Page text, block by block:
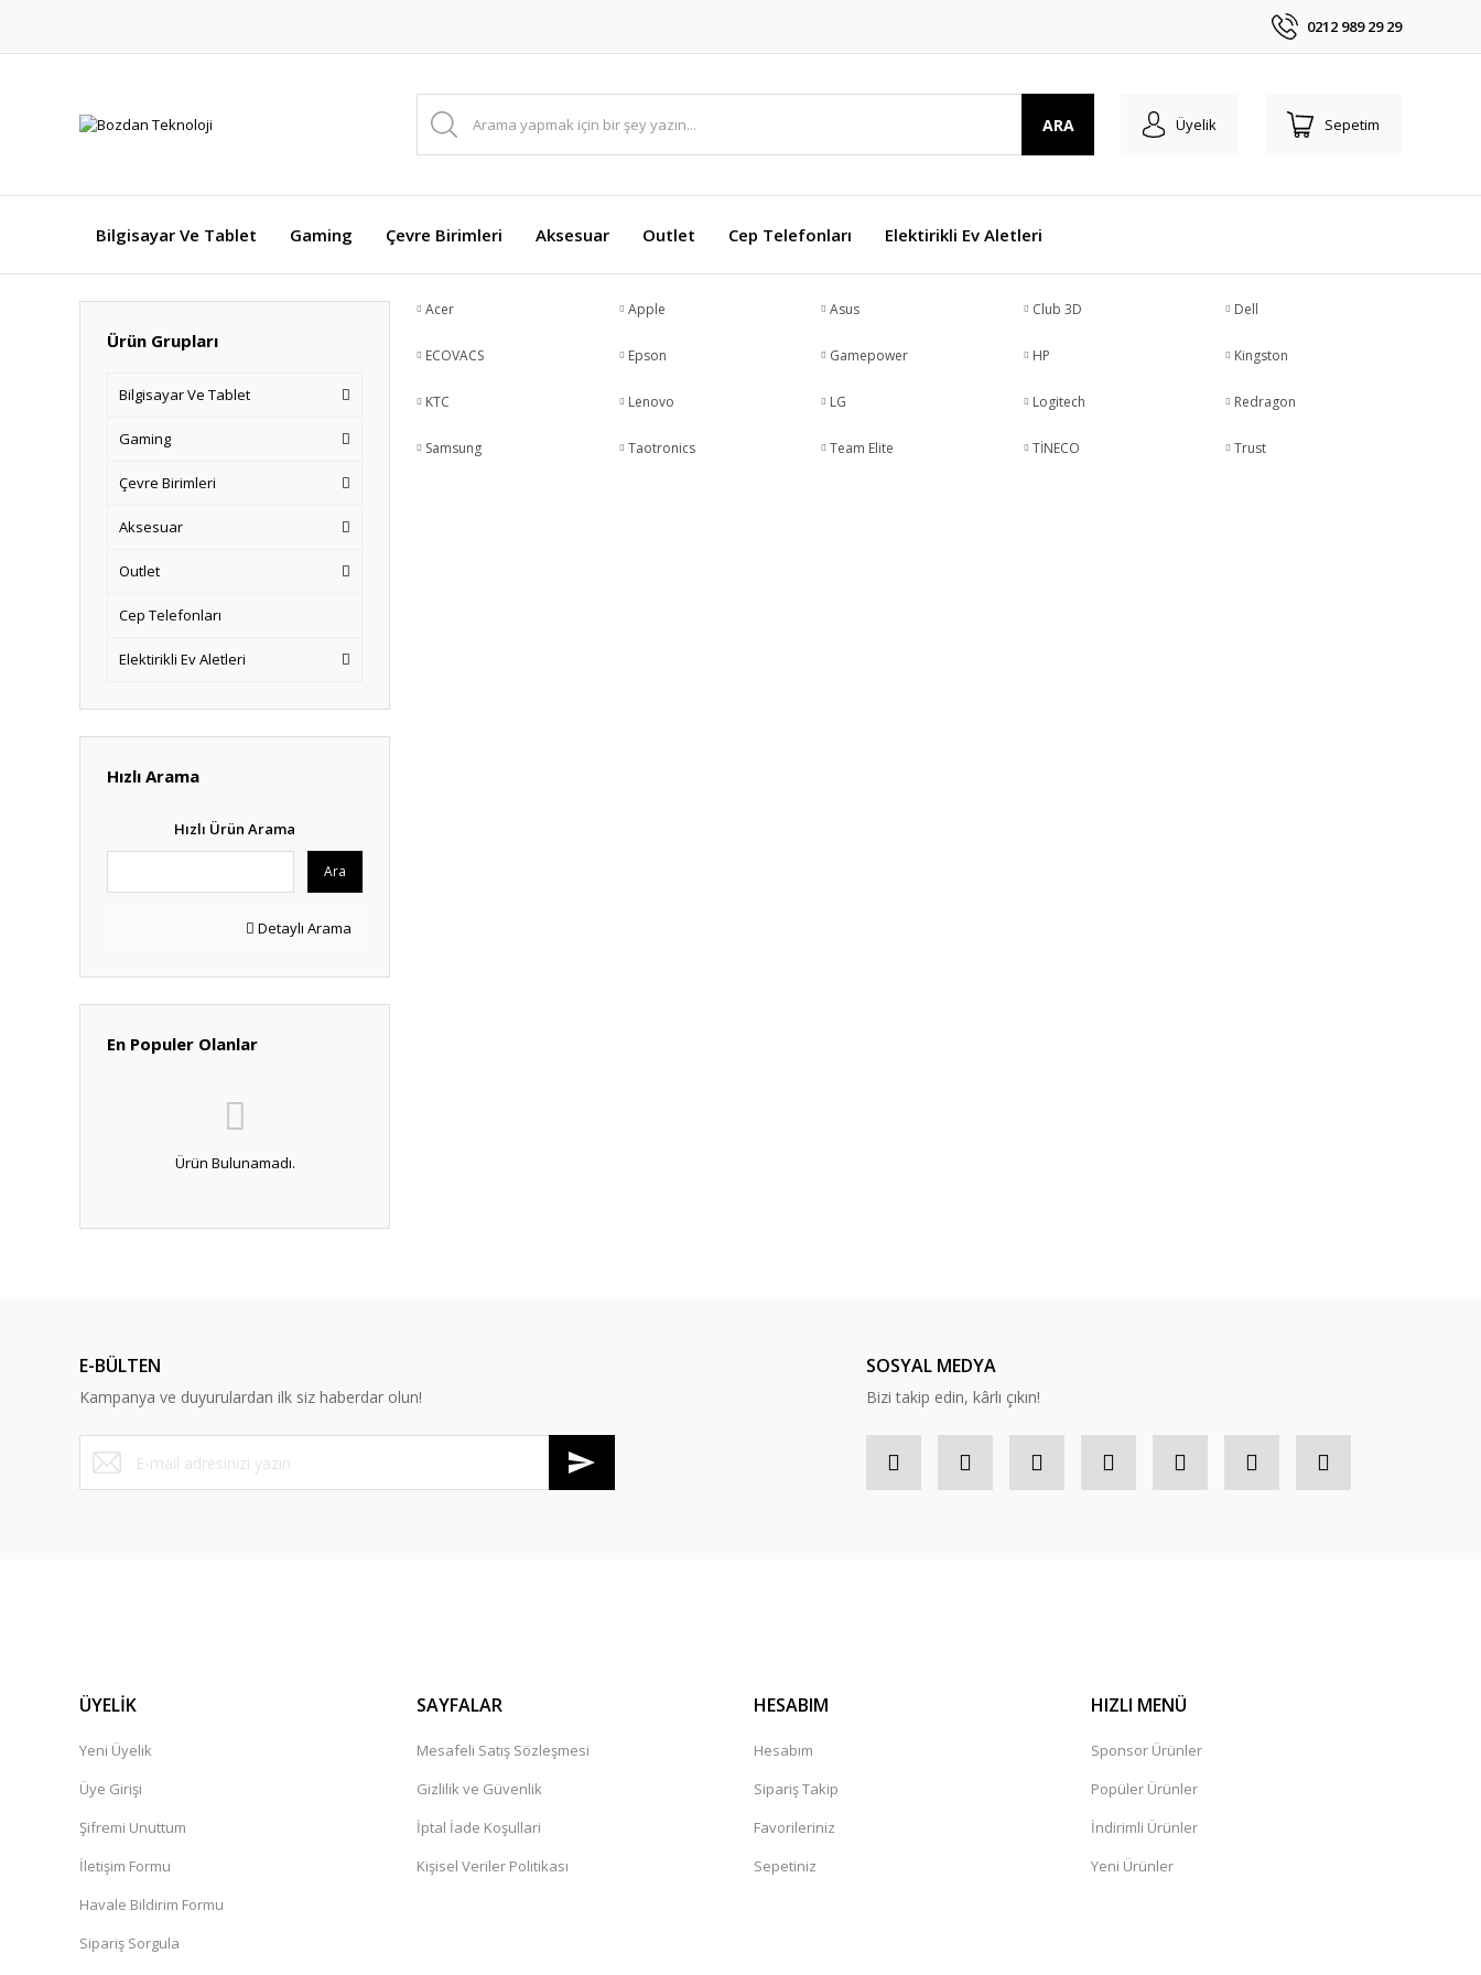
0212 989 29 29
ARA Üyelik Sepetim
Bilgisayar Ve Tablet Gaming Çevre Birimleri Aksesuar Outlet Cep Telefonları Elektirikli Ev Aletleri
Ürün Grupları
Bilgisayar Ve Tablet
Gaming
Çevre Birimleri
Aksesuar
Outlet
Cep Telefonları
Elektirikli Ev Aletleri
Hızlı Arama
Hızlı Ürün Arama
Ara
Detaylı Arama
En Populer Olanlar
Ürün Bulunamadı.
Acer Apple Asus Club 3D Dell
ECOVACS Epson Gamepower HP Kingston
KTC Lenovo LG Logitech Redragon
Samsung Taotronics Team Elite TİNECO Trust
E-BÜLTEN
Kampanya ve duyurulardan ilk siz haberdar olun!
SOSYAL MEDYA
Bizi takip edin, kârlı çıkın!
ÜYELİK
Yeni Üyelik
Üye Girişi
Şifremi Unuttum
İletişim Formu
Havale Bildirim Formu
Sipariş Sorgula
SAYFALAR
Mesafeli Satış Sözleşmesi
Gizlilik ve Güvenlik
İptal İade Koşullari
Kişisel Veriler Politikası
HESABIM
Hesabım
Sipariş Takip
Favorileriniz
Sepetiniz
HIZLI MENÜ
Sponsor Ürünler
Popüler Ürünler
İndirimli Ürünler
Yeni Ürünler